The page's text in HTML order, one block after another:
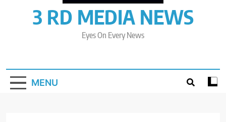
3 RD MEDIA NEWS
Eyes On Every News
MENU